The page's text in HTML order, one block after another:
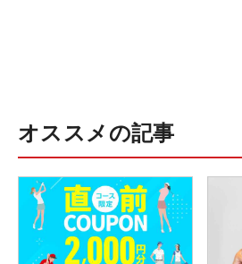
オススメの記事